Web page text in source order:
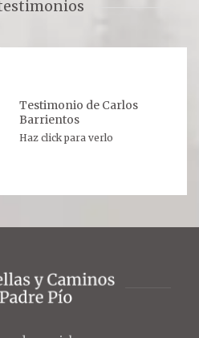
Testimonio de Carlos
Barrientos
Haz click para verlo